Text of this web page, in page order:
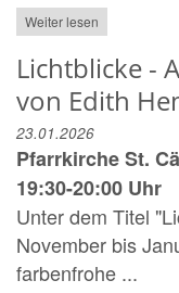
Weiter lesen
Lichtblicke -
von Edith
23.01.2026
Pfarrkirche St.
19:30-20:00 Uhr
Unter dem Titel
November bis
farbenfrohe ...